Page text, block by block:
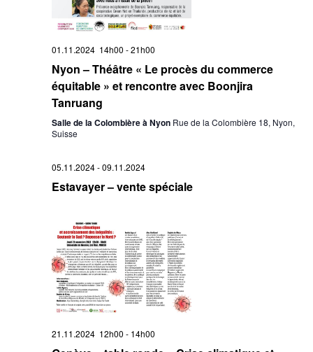
01.11.2024 14h00 -21h00
Nyon – Théâtre « Le procès du commerce
équitable » et rencontre avec Boonjira
Tanruang
Salle de la Colombière à Nyon Rue de la Colombière 18, Nyon,
Suisse
05.11.2024-09.11.2024
Estavayer – vente spéciale
21.11.2024 12h00 - 14h00